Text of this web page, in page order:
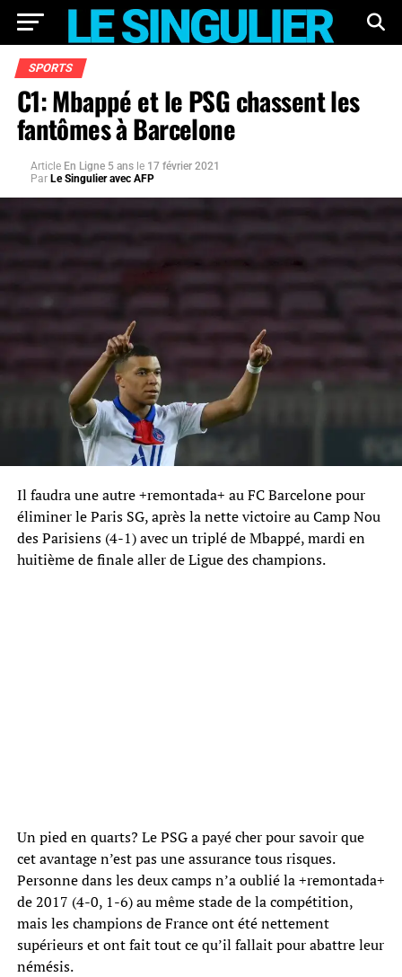
SPORTS
C1: Mbappé et le PSG chassent les
fantômes à Barcelone
Article En Ligne 5 ans le 17 février 2021
Par Le Singulier avec AFP
Il faudra une autre +remontada+ au FC Barcelone pour
éliminer le Paris SG, après la nette victoire au Camp Nou
des Parisiens (4-1) avec un triplé de Mbappé, mardi en
huitième de finale aller de Ligue des champions.
Un pied en quarts? Le PSG a payé cher pour savoir que
cet avantage n’est pas une assurance tous risques.
Personne dans les deux camps n’a oublié la +remontada+
de 2017 (4-0, 1-6) au même stade de la compétition,
mais les champions de France ont été nettement
supérieurs et ont fait tout ce qu’il fallait pour abattre leur
némésis.